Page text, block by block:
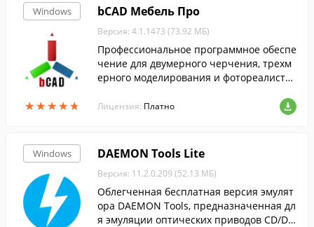
Windows
★★★★★
★★★★★
bCAD Мебель Про
Версия: 4.1.1473 (73.92 МБ)
Профессиональное программное обеспе
чение для двумерного черчения, трехм
ерного моделирования и фотореалисти
предназначена для моделирования меб
Лицензия: Платно
Windows DAEMON Tools Lite
Версия: 11.2.0.209 (52.13 МБ)
Облегченная бесплатная версия эмулят
ора DAEMON Tools, предназначенная дл
я эмуляции оптических приводов CD/DV